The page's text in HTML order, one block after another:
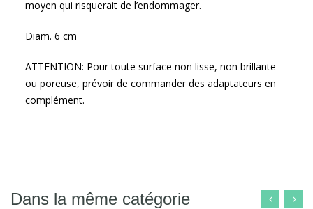
moyen qui risquerait de l’endommager.
Diam. 6 cm
ATTENTION: Pour toute surface non lisse, non brillante
ou poreuse, prévoir de commander des adaptateurs en
complément.
Dans la même catégorie